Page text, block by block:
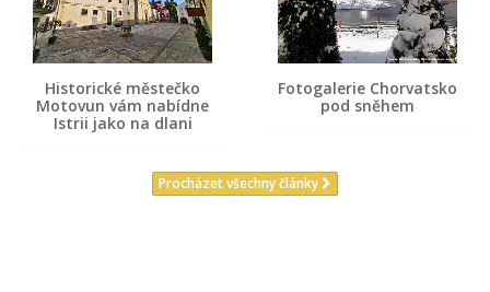
Historické městečko
Motovun vám nabídne
Istrii jako na dlani
Fotogalerie Chorvatsko
pod sněhem
Procházet všechny články